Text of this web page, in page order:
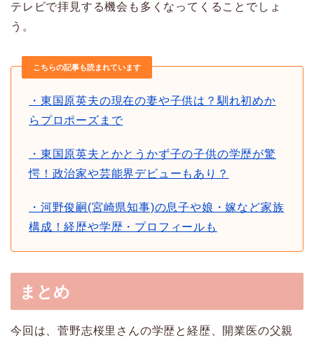
テレビで拝見する機会も多くなってくることでしょ
う。
こちらの記事も読まれています
・東国原英夫の現在の妻や子供は？馴れ初めか
らプロポーズまで
・東国原英夫とかとうかず子の子供の学歴が驚
愕！政治家や芸能界デビューもあり？
・河野俊嗣(宮崎県知事)の息子や娘・嫁など家族
構成！経歴や学歴・プロフィールも
まとめ
今回は、菅野志桜里さんの学歴と経歴、開業医の父親